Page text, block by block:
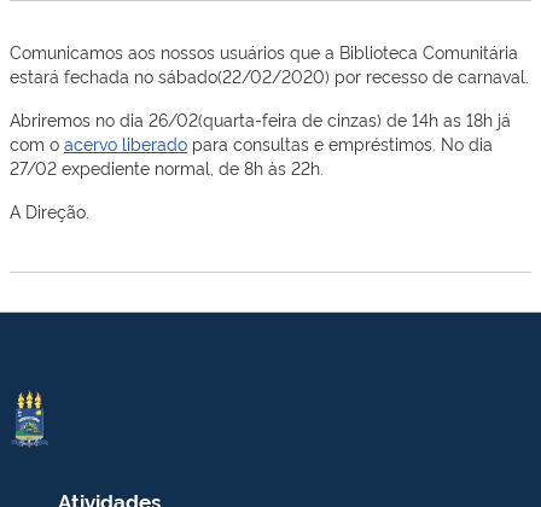
Comunicamos aos nossos usuários que a Biblioteca Comunitária
estará fechada no sábado(22/02/2020) por recesso de carnaval.
Abriremos no dia 26/02(quarta-feira de cinzas) de 14h as 18h já
com o acervo liberado para consultas e empréstimos. No dia
27/02 expediente normal, de 8h às 22h.
A Direção.
Atividades